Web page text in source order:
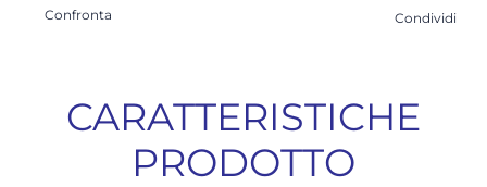
Confronta Condividi
CARATTERISTICHE
PRODOTTO